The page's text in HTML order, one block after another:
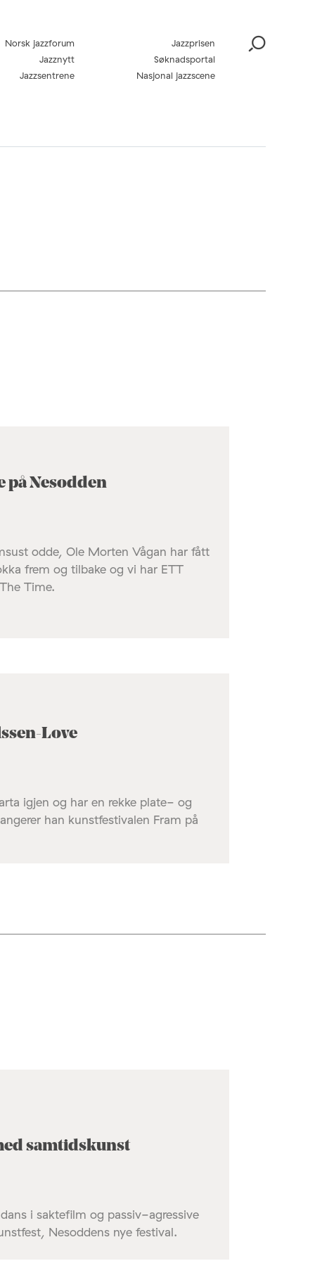
Norsk jazzforum
Jazzprisen
Jazznytt
Søknadsportal
Jazzsentrene
Nasjonal jazzscene
på Nesodden
odde, Ole Morten Vågan har fått
frem og tilbake og vi har ETT
Time.
Love
igjen og har en rekke plate- og
han kunstfestivalen Fram på
samtidskunst
i saktefilm og passiv-agressive
Nesoddens nye festival.